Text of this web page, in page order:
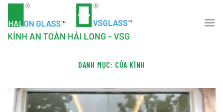
Skip
content
DANH MỤC: CỬA KÍNH